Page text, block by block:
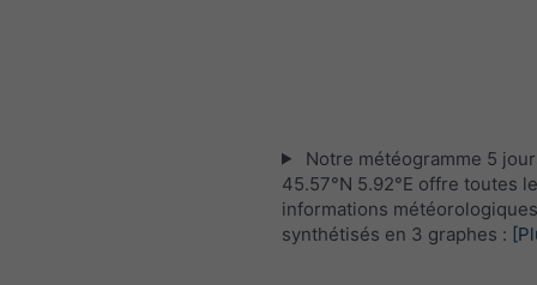
Notre météogramme 5
45.57°N 5.92°E offre toutes
informations météorologiques
synthétisés en 3 graphes :